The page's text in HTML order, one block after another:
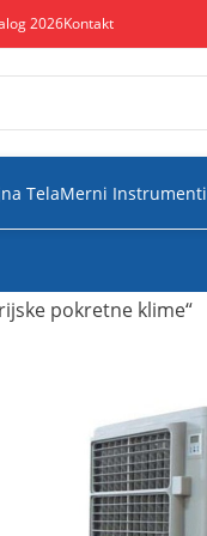
2026Kontakt
TelaMerni Instrumenti
pokretne klime“